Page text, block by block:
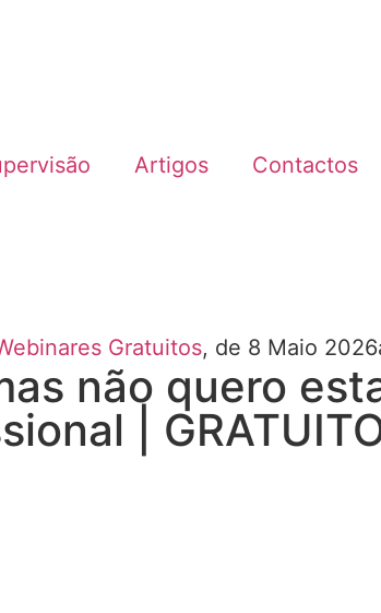
Artigos Contactos
Gratuitos, de 8 Maio 2026
não quero
|